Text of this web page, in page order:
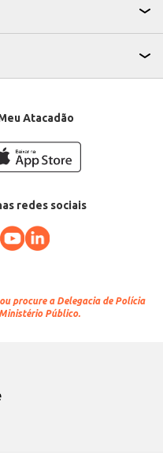
Atacadão
redes sociais
procure a Delegacia de Polícia
Público.